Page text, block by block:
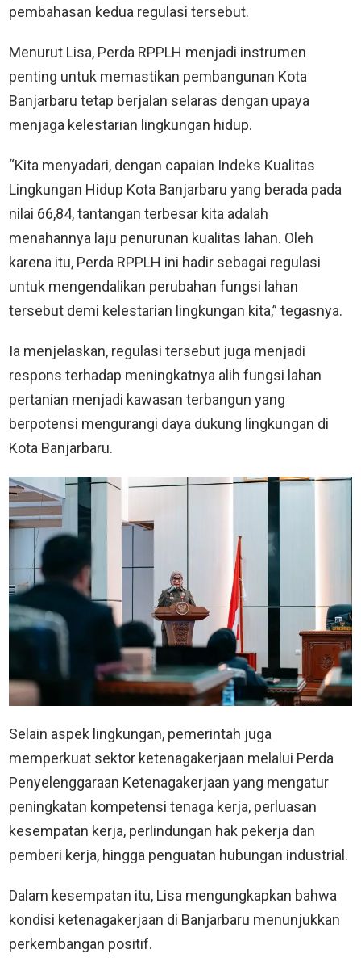
pembahasan kedua regulasi tersebut.
Menurut Lisa, Perda RPPLH menjadi instrumen
penting untuk memastikan pembangunan Kota
Banjarbaru tetap berjalan selaras dengan upaya
menjaga kelestarian lingkungan hidup.
“Kita menyadari, dengan capaian Indeks Kualitas
Lingkungan Hidup Kota Banjarbaru yang berada pada
nilai 66,84, tantangan terbesar kita adalah
menahannya laju penurunan kualitas lahan. Oleh
karena itu, Perda RPPLH ini hadir sebagai regulasi
untuk mengendalikan perubahan fungsi lahan
tersebut demi kelestarian lingkungan kita,” tegasnya.
Ia menjelaskan, regulasi tersebut juga menjadi
respons terhadap meningkatnya alih fungsi lahan
pertanian menjadi kawasan terbangun yang
berpotensi mengurangi daya dukung lingkungan di
Kota Banjarbaru.
Selain aspek lingkungan, pemerintah juga
memperkuat sektor ketenagakerjaan melalui Perda
Penyelenggaraan Ketenagakerjaan yang mengatur
peningkatan kompetensi tenaga kerja, perluasan
kesempatan kerja, perlindungan hak pekerja dan
pemberi kerja, hingga penguatan hubungan industrial.
Dalam kesempatan itu, Lisa mengungkapkan bahwa
kondisi ketenagakerjaan di Banjarbaru menunjukkan
perkembangan positif.